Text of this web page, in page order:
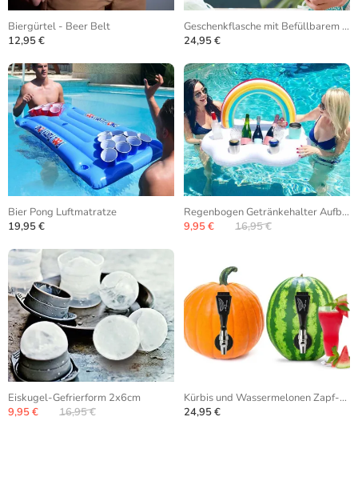
Biergürtel - Beer Belt
12,95 €
Geschenkflasche mit Befüllbarem Hohlraum
24,95 €
Bier Pong Luftmatratze
19,95 €
Regenbogen Getränkehalter Aufblasbar
9,95 €
16,95 €
Eiskugel-Gefrierform 2x6cm
9,95 €
16,95 €
Kürbis und Wassermelonen Zapf-Anlage
24,95 €